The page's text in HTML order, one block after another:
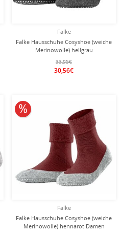
Falke
Falke Hausschuhe Cosyshoe (weiche
Merinowolle) hellgrau
Damen/Herren
33,95€
30,56€
Falke
Falke Hausschuhe Cosyshoe (weiche
Merinowolle) hennarot Damen
10% reduziert